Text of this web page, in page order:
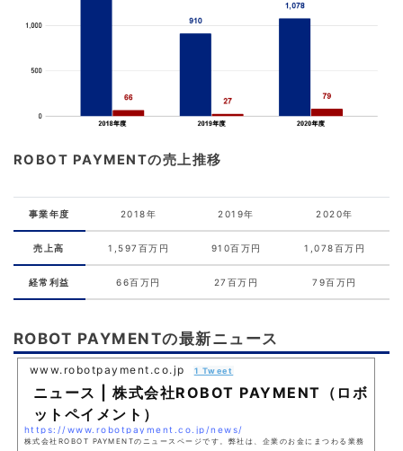
ROBOT PAYMENTの売上推移
事業年度 2018年 2019年 2020年
売上高 1,597百万円 910百万円 1,078百万円
経常利益 66百万円 27百万円 79百万円
ROBOT PAYMENTの最新ニュース
www.robotpayment.co.jp 1 Tweet
ニュース | 株式会社ROBOT PAYMENT（ロボ
ットペイメント）
https://www.robotpayment.co.jp/news/
株式会社ROBOT PAYMENTのニュースページです。弊社は、企業のお金にまつわる業務